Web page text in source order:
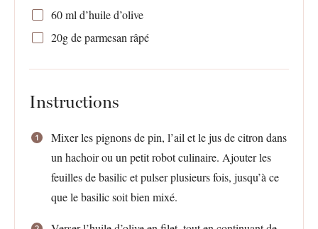
60ml d’huile d’olive
20gde parmesan râpé
Instructions
Mixer les pignons de pin, l’ail et le jus de citron dans
un hachoir ou un petit robot culinaire. Ajouter les
feuilles de basilic et pulser plusieurs fois, jusqu’à ce
que le basilic soit bien mixé.